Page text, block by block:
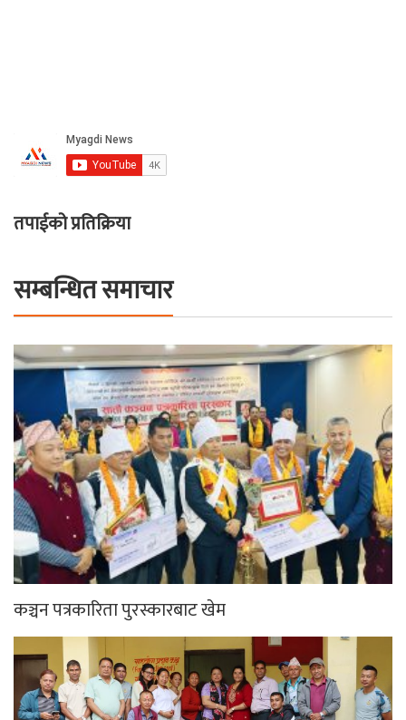
तपाईको प्रतिक्रिया
सम्बन्धित समाचार
कञ्चन पत्रकारिता पुरस्कारबाट खेम